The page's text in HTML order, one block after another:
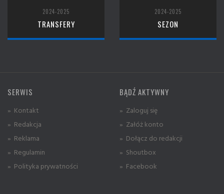
2024-2025
TRANSFERY
2024-2025
SEZON
SERWIS
» Kontakt
» Redakcja
» Reklama
» Regulamin
» Polityka prywatności
BĄDŹ AKTYWNY
» Zaloguj się
» Załóż konto
» Dołącz do redakcji
» Shoutbox
» Facebook